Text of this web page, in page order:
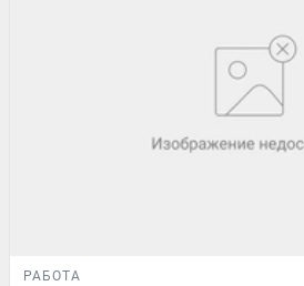
РАБОТА